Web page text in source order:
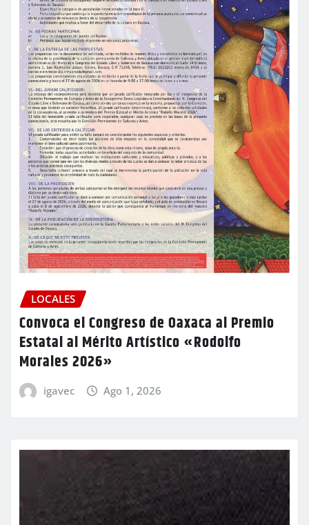
LOCALES
Convoca el Congreso de Oaxaca al Premio
Estatal al Mérito Artístico «Rodolfo
Morales 2026»
igavec Ago 1, 2026